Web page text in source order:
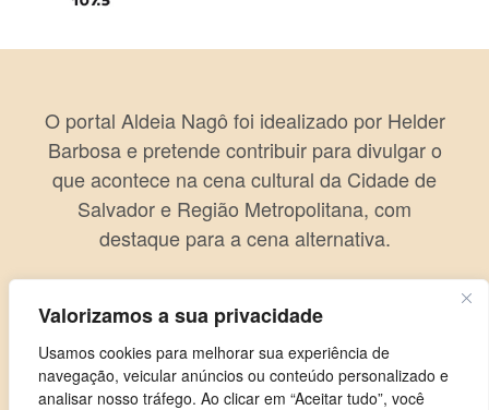
Valorizamos a sua privacidade
Usamos cookies para melhorar sua experiência de
navegação, veicular anúncios ou conteúdo personalizado e
analisar nosso tráfego. Ao clicar em “Aceitar tudo”, você
O portal Aldeia Nagô foi idealizado por Helder
Barbosa e pretende contribuir para divulgar o
que acontece na cena cultural da Cidade de
Salvador e Região Metropolitana, com
destaque para a cena alternativa.